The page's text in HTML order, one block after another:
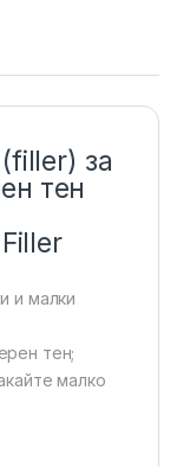
за
тен
и малки
тен;
малко